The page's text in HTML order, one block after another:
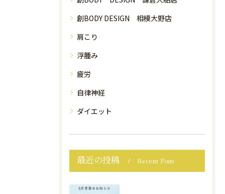
創BODY DESIGN 相模大野店
肩こり
浮腫み
疲労
自律神経
ダイエット
最近の投稿 Recent Posts